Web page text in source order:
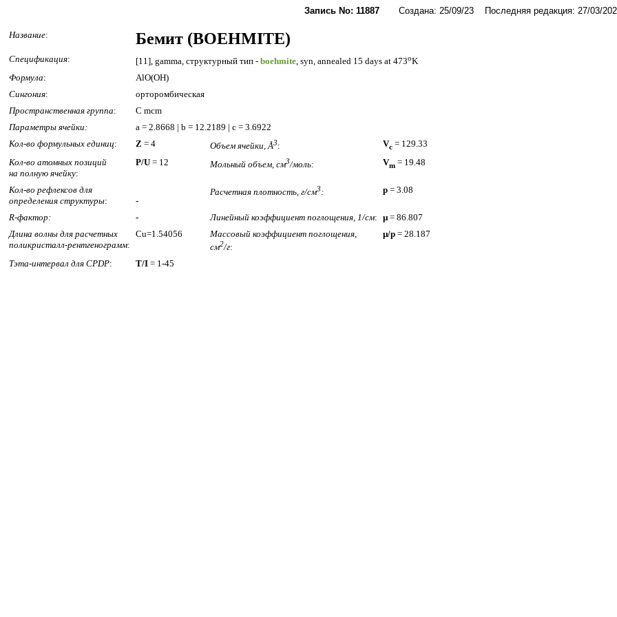
Запись No: 11887 Создана: 25/09/23 Последняя редакция: 27/03/
Название: Бемит (BOEHMITE)
Спецификация: [11], gamma, структурный тип - boehmite, syn, annealed 15 days at 473oK
Формула:
AlO(OH)
Сингония:
орторомбическая
Пространственная группа:
C mcm
Параметры ячейки:
a = 2.8668 | b = 12.2189 | c = 3.6922
Кол-во формульных единиц: Z = 4 Объем ячейки, Å3: Vc = 129.33
Кол-во атомных позиций
на полную ячейку:
P/U = 12 Мольный объем, см3/моль: Vm = 19.48
Кол-во рефлексов для
определения структуры: -
Расчетная плотность, г/см3: p = 3.08
R-фактор: - Линейный коэффициент поглощения, 1/см: µ= 86.807
Длина волны для расчетных
поликристалл-рентгенограмм:
Cu=1.54056
Массовый коэффициент поглощения,
см2/г:
µ/p = 28.187
Тэта-интервал для CPDP: T/I = 1-45